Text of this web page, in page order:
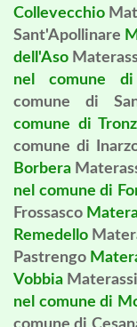
Collevecchio
Sant'Apollinare
dell'Aso
nel comune di
comune di
comune di
comune di
Borbera
nel comune di
Frossasco
Remedello
Pastrengo
Vobbia
nel comune di